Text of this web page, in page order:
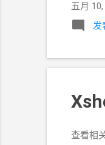
五月
发
查看相